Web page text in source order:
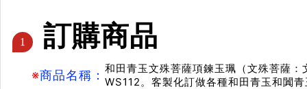
1 訂購商品
※商品名稱： 和田青玉文殊菩薩項鍊玉珮（文殊菩薩
WS112。客製化訂做各種和田青玉和闐